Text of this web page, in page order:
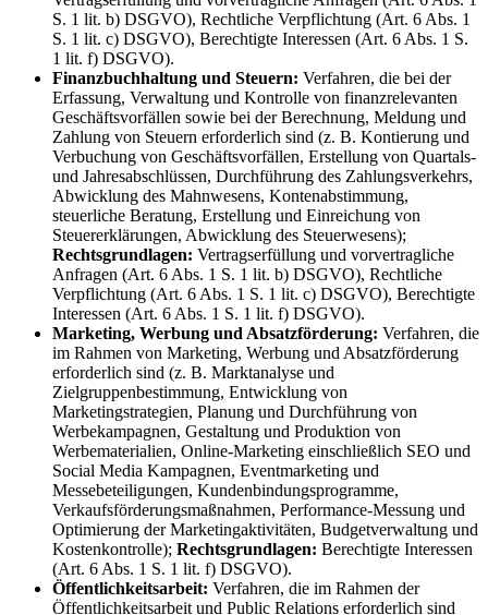
S. 1 lit. b) DSGVO), Rechtliche Verpflichtung (Art. 6 Abs. 1
S. 1 lit. c) DSGVO), Berechtigte Interessen (Art. 6 Abs. 1 S.
1 lit. f) DSGVO).
Finanzbuchhaltung und Steuern: Verfahren, die bei der
Erfassung, Verwaltung und Kontrolle von finanzrelevanten
Geschäftsvorfällen sowie bei der Berechnung, Meldung und
Zahlung von Steuern erforderlich sind (z. B. Kontierung und
Verbuchung von Geschäftsvorfällen, Erstellung von Quartals-
und Jahresabschlüssen, Durchführung des Zahlungsverkehrs,
Abwicklung des Mahnwesens, Kontenabstimmung,
steuerliche Beratung, Erstellung und Einreichung von
Steuererklärungen, Abwicklung des Steuerwesens);
Rechtsgrundlagen: Vertragserfüllung und vorvertragliche
Anfragen (Art. 6 Abs. 1 S. 1 lit. b) DSGVO), Rechtliche
Verpflichtung (Art. 6 Abs. 1 S. 1 lit. c) DSGVO), Berechtigte
Interessen (Art. 6 Abs. 1 S. 1 lit. f) DSGVO).
Marketing, Werbung und Absatzförderung: Verfahren, die
im Rahmen von Marketing, Werbung und Absatzförderung
erforderlich sind (z. B. Marktanalyse und
Zielgruppenbestimmung, Entwicklung von
Marketingstrategien, Planung und Durchführung von
Werbekampagnen, Gestaltung und Produktion von
Werbematerialien, Online-Marketing einschließlich SEO und
Social Media Kampagnen, Eventmarketing und
Messebeteiligungen, Kundenbindungsprogramme,
Verkaufsförderungsmaßnahmen, Performance-Messung und
Optimierung der Marketingaktivitäten, Budgetverwaltung und
Kostenkontrolle); Rechtsgrundlagen: Berechtigte Interessen
(Art. 6 Abs. 1 S. 1 lit. f) DSGVO).
Öffentlichkeitsarbeit: Verfahren, die im Rahmen der
Öffentlichkeitsarbeit und Public Relations erforderlich sind